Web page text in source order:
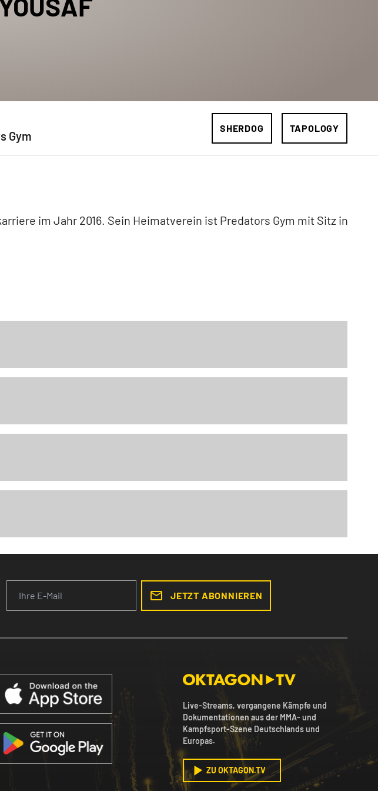
Gym
SHERDOG TAPOLOGY
im Jahr 2016. Sein Heimatverein ist Predators Gym mit Sitz in
JETZT ABONNIEREN
Live-Streams, vergangene Kämpfe und
Dokumentationen aus der MMA- und
Kampfsport-Szene Deutschlands und
Europas.
ZU OKTAGON.TV